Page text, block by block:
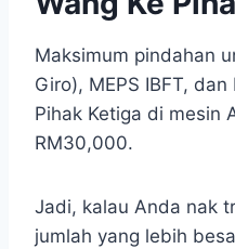
Maksimum pindahan
Giro), MEPS IBFT,
Pihak Ketiga di mesin
RM30,000.
Jadi, kalau Anda nak
jumlah yang lebih